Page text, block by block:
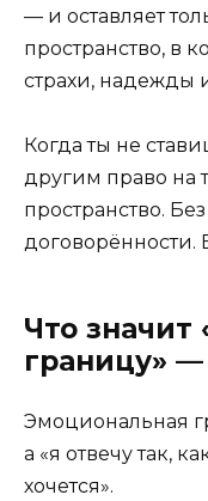
— и оставляет
пространство, в
страхи, надежды
Когда ты не
другим право на
пространство.
договорённости.
Что значит
границу»
Эмоциональная
а «я отвечу так,
хочется».